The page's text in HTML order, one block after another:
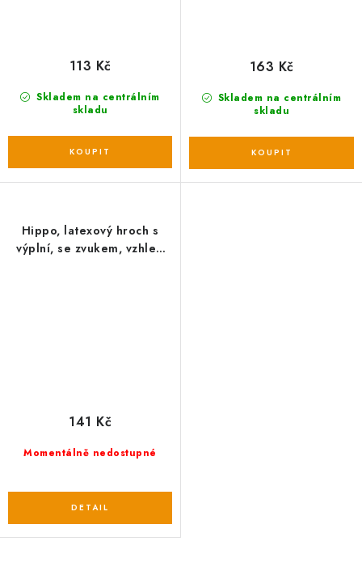
Skladem na centrálním
skladu
113 Kč
Skladem na centrálním
skladu
163 Kč
Hippo, latexový hroch s
výplní, se zvukem, vzhled
Momentálně nedostupné
141 Kč